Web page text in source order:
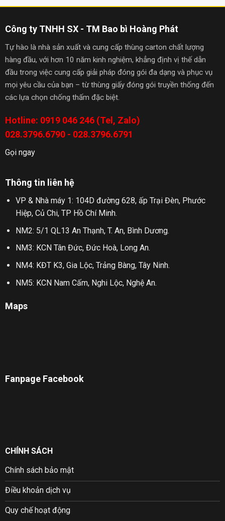
Công ty TNHH SX - TM Bao bì Hoàng Phát
Tự hào là nhà sản xuất và cung cấp thùng carton chất lượng
hàng đầu, với hơn 10 năm kinh nghiệm, khẳng định vị thế dẫn
đầu trong việc cung cấp giải pháp đóng gói đa dạng và phục vụ
mọi yêu cầu của bạn – từ thùng giấy đóng gói truyền thống đến
các lựa chọn chống thấm đặc biệt.
Hotline: 0919 046 246 (Tel, Zalo)
028.3796.6790 - 028.3796.6791
Gọi ngay
Thông tin liên hệ
VP & Nhà máy 1: 104D đường 628, ấp Trại Đèn, Phước
Hiệp, Củ Chi, TP Hồ Chí Minh.
NM2: 5/1 QL13 An Thạnh, T. An, Bình Dương.
NM3: KCN Tân Đức, Đức Hoà, Long An.
NM4: KĐT K3, Gia Lộc, Trảng Bàng, Tây Ninh.
NM5: KCN Nam Cấm, Nghi Lộc, Nghệ An.
Maps
Fanpage Facebook
CHÍNH SÁCH
Chính sách bảo mật
Điều khoản dịch vụ
Quy chế hoạt động